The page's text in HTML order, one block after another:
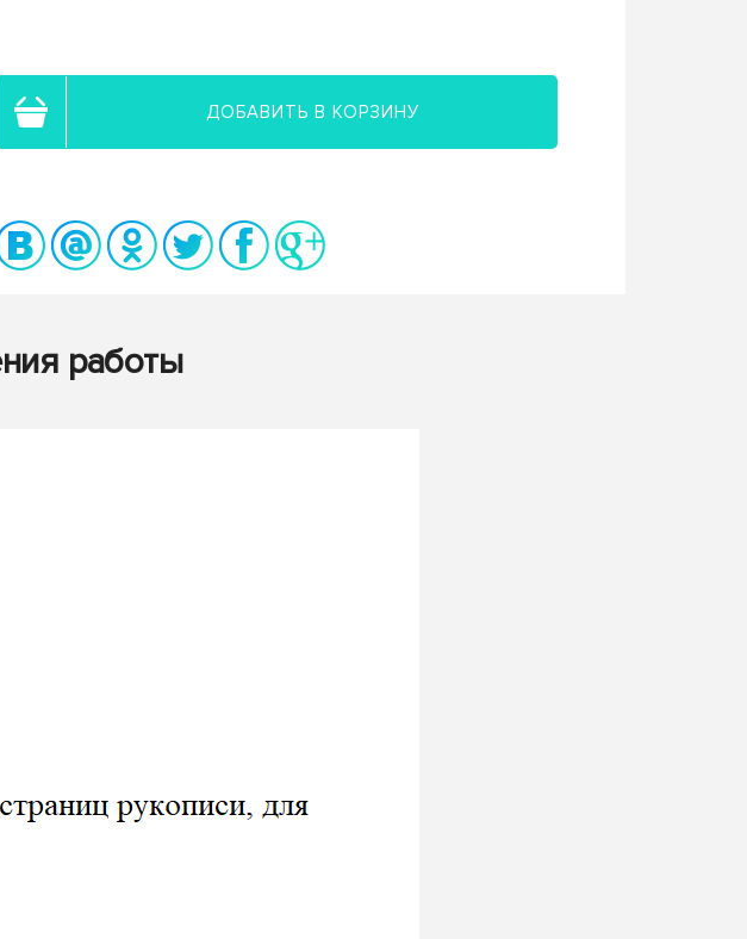
ДОБАВИТЬ В КОРЗИНУ
работы